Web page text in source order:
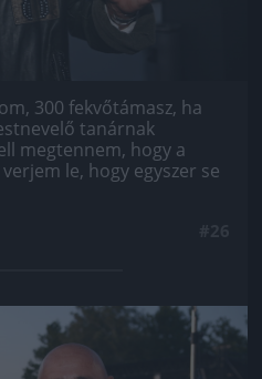
300 fekvőtámasz, ha
tanárnak
megtennem, hogy a
le, hogy egyszer se
kép!